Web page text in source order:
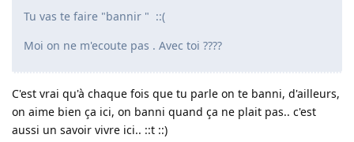
Tu vas te faire "bannir " ::(
Moi on ne m'ecoute pas . Avec toi ????
C'est vrai qu'à chaque fois que tu parle on te banni, d'ailleurs,
on aime bien ça ici, on banni quand ça ne plait pas.. c'est
aussi un savoir vivre ici.. ::t ::)